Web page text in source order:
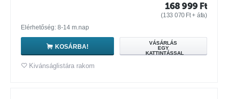
168 999 Ft
(133 070 Ft+ áfa)
Elérhetőség: 8-14 m.nap
KOSÁRBA!
VÁSÁRLÁS
EGY
KATTINTÁSSAL
Kivánságlistára rakom